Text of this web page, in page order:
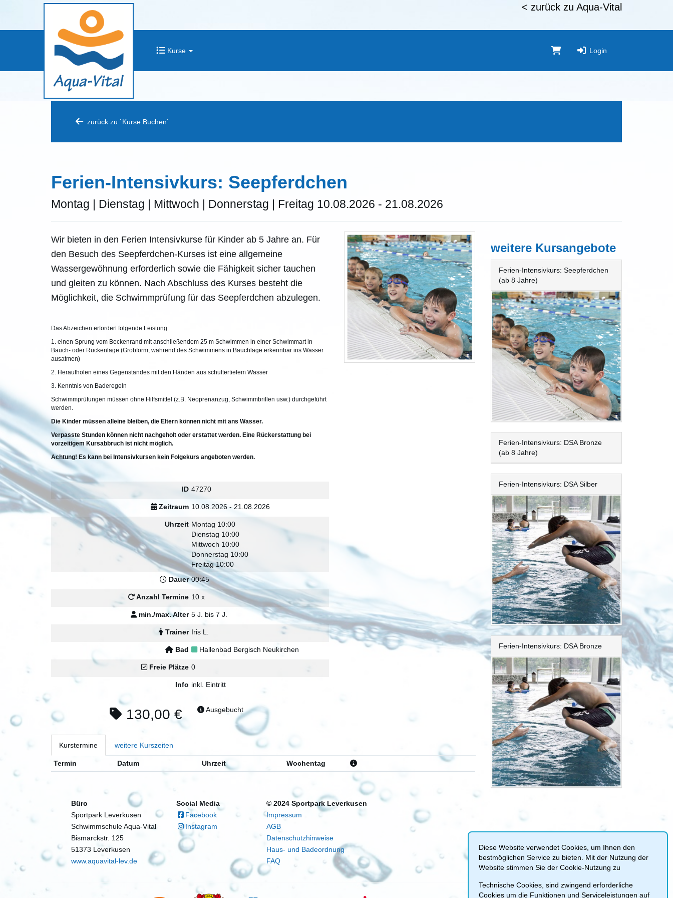
< zurück zu Aqua-Vital
Kurse Login
zurück zu `Kurse Buchen`
Ferien-Intensivkurs: Seepferdchen
Montag | Dienstag | Mittwoch | Donnerstag | Freitag 10.08.2026 - 21.08.2026
Wir bieten in den Ferien Intensivkurse für Kinder ab 5 Jahre an. Für
den Besuch des Seepferdchen-Kurses ist eine allgemeine
Wassergewöhnung erforderlich sowie die Fähigkeit sicher tauchen
und gleiten zu können. Nach Abschluss des Kurses besteht die
Möglichkeit, die Schwimmprüfung für das Seepferdchen abzulegen.
Das Abzeichen erfordert folgende Leistung:
1. einen Sprung vom Beckenrand mit anschließendem 25 m Schwimmen in einer Schwimmart in
Bauch- oder Rückenlage (Grobform, während des Schwimmens in Bauchlage erkennbar ins Wasser
ausatmen)
2. Heraufholen eines Gegenstandes mit den Händen aus schultertiefem Wasser
3. Kenntnis von Baderegeln
Schwimmprüfungen müssen ohne Hilfsmittel (z.B. Neoprenanzug, Schwimmbrillen usw.) durchgeführt
werden.
Die Kinder müssen alleine bleiben, die Eltern können nicht mit ans Wasser.
Verpasste Stunden können nicht nachgeholt oder erstattet werden. Eine Rückerstattung bei
vorzeitigem Kursabbruch ist nicht möglich.
Achtung! Es kann bei Intensivkursen kein Folgekurs angeboten werden.
ID 47270
Zeitraum 10.08.2026 - 21.08.2026
Uhrzeit Montag 10:00
Dienstag 10:00
Mittwoch 10:00
Donnerstag 10:00
Freitag 10:00
Dauer 00:45
Anzahl Termine 10 x
min./max. Alter 5 J. bis 7 J.
Trainer Iris L.
Bad Hallenbad Bergisch Neukirchen
Freie Plätze 0
Info inkl. Eintritt
130,00 € Ausgebucht
Kurstermine weitere Kurszeiten
Termin Datum Uhrzeit Wochentag
weitere Kursangebote
Ferien-Intensivkurs: Seepferdchen
(ab 8 Jahre)
Ferien-Intensivkurs: DSA Bronze
(ab 8 Jahre)
Ferien-Intensivkurs: DSA Silber
Ferien-Intensivkurs: DSA Bronze
Büro
Sportpark Leverkusen
Schwimmschule Aqua-Vital
Bismarckstr. 125
51373 Leverkusen
www.aquavital-lev.de
Social Media
Facebook
Instagram
© 2024 Sportpark Leverkusen
Impressum
AGB
Datenschutzhinweise
Haus- und Badeordnung
FAQ
Diese Website verwendet Cookies, um Ihnen den
bestmöglichen Service zu bieten. Mit der Nutzung der
Website stimmen Sie der Cookie-Nutzung zu
Technische Cookies, sind zwingend erforderliche
Cookies um die Funktionen und Serviceleistungen auf